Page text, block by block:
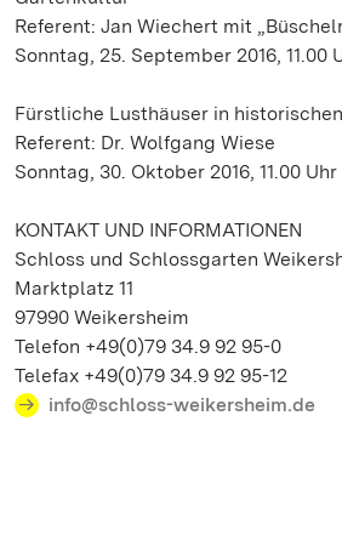
Referent: Jan Wiechert mit
Sonntag, 25. September 2016, 11.00
Fürstliche Lusthäuser in
Referent: Dr. Wolfgang Wiese
Sonntag, 30. Oktober 2016, 11.00 Uhr
KONTAKT UND INFORMATIONEN
Schloss und Schlossgarten
Marktplatz 11
97990 Weikersheim
Telefon +49(0)79 34.9 92 95-0
Telefax +49(0)79 34.9 92 95-12
info@schloss-weikersheim.de